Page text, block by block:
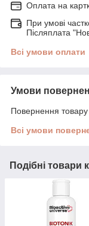
Оплата на
При умові
Післяплата
Всі умови оплати
Умови
Повернення
Всі умови
Подібні товари